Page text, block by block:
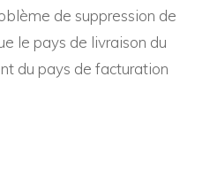
de suppression de
le pays de livraison du
du pays de facturation